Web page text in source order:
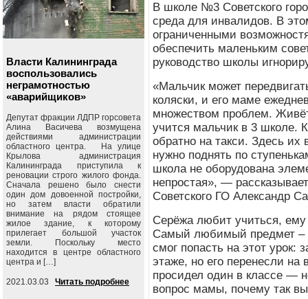
В школе №3 Советского
среда для инвалидов. В
ограниченными
обеспечить маленьким
руководство школы
«Мальчик может
коляски, и его маме
множеством проблем.
учится мальчик в 3 школе.
обратно на такси. Здесь их
нужно поднять по
школа не оборудована
непростая», —
Советского ГО Александр
Серёжа любит учиться,
Самый любимый предмет –
смог попасть на этот урок:
этаже, но его перенесли на
просидел один в классе —
вопрос мамы, почему так
Власти Калининграда
воспользовались
неграмотностью
«аварийщиков»
Депутат фракции ЛДПР горсовета
Алина Васичева возмущена
действиями администрации
областного центра. На улице
Крылова администрация
Калининграда приступила к
реновации строго жилого фонда.
Сначала решено было снести
один дом довоенной постройки,
но затем власти обратили
внимание на рядом стоящее
жилое здание, к которому
прилегает большой участок
земли. Поскольку место
находится в центре областного
центра и […]
2021.03.03 Читать подробнее